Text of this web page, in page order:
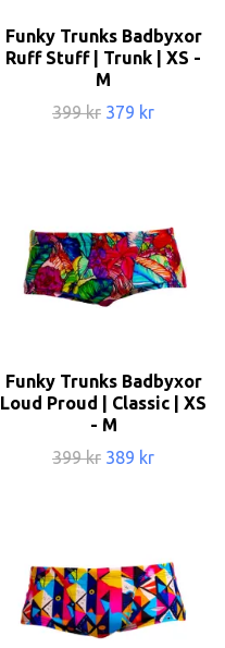
Funky Trunks Badbyxor
Ruff Stuff | Trunk | XS -
M
399 kr 379 kr
Funky Trunks Badbyxor
Loud Proud | Classic | XS
- M
399 kr 389 kr